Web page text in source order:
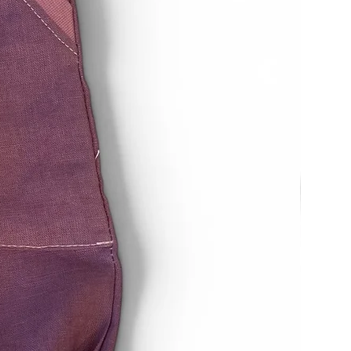
haben oder bis Sie den
dass Sie die Waren
je nachdem, welches der
und in jedem Fall
Tagen ab dem Tag, an
Widerruf dieses Vertrags
oder zu
gewahrt, wenn Sie die Waren
vierzehn Tagen absenden.
Kosten der Rücksendung
Wertverlust der Waren
dieser Wertverlust auf einen
Eigenschaften und
nicht notwendigen
ist.
nicht bei Verträgen über